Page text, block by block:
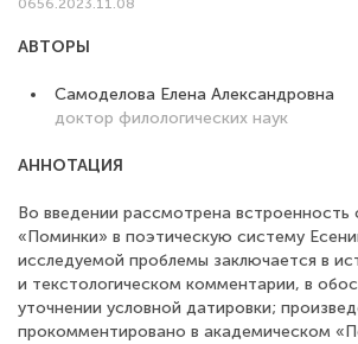
0656.2023.11.08
АВТОРЫ
Самоделова Елена Александровна
доктор филологических наук
АННОТАЦИЯ
Во введении рассмотрена встроенность
«Поминки» в поэтическую систему
исследуемой проблемы заключается в
и текстологическом комментарии, в
уточнении условной датировки;
прокомментировано в академическом